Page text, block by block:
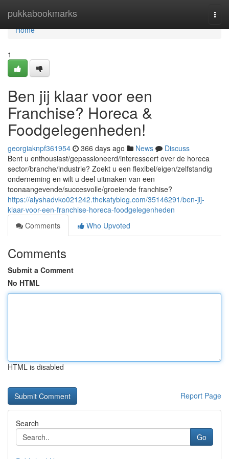
pukkabookmarks
Home
Home
1
Ben jij klaar voor een
Franchise? Horeca &
Foodgelegenheden!
georgiaknpf361954 366 days ago News
Discuss
Bent u enthousiast/gepassioneerd/interesseert over de horeca
sector/branche/industrie? Zoekt u een flexibel/eigen/zelfstandig
onderneming en wilt u deel uitmaken van een
toonaangevende/succesvolle/groeiende franchise?
https://alyshadvko021242.thekatyblog.com/35146291/ben-jij-
klaar-voor-een-franchise-horeca-foodgelegenheden
Comments
Who Upvoted
Comments
Submit a Comment
No HTML
HTML is disabled
Report Page
Search
Go